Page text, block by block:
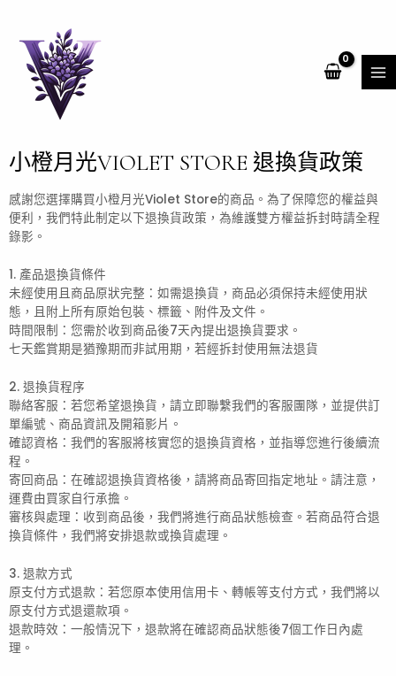
小橙月光VIOLET STORE 退換貨政策
感謝您選擇購買小橙月光Violet Store的商品。為了保障您的權益與
便利，我們特此制定以下退換貨政策，為維護雙方權益拆封時請全程
錄影。
1. 產品退換貨條件
未經使用且商品原狀完整：如需退換貨，商品必須保持未經使用狀
態，且附上所有原始包裝、標籤、附件及文件。
時間限制：您需於收到商品後7天內提出退換貨要求。
七天鑑賞期是猶豫期而非試用期，若經拆封使用無法退貨
2. 退換貨程序
聯絡客服：若您希望退換貨，請立即聯繫我們的客服團隊，並提供訂
單編號、商品資訊及開箱影片。
確認資格：我們的客服將核實您的退換貨資格，並指導您進行後續流
程。
寄回商品：在確認退換貨資格後，請將商品寄回指定地址。請注意，
運費由買家自行承擔。
審核與處理：收到商品後，我們將進行商品狀態檢查。若商品符合退
換貨條件，我們將安排退款或換貨處理。
3. 退款方式
原支付方式退款：若您原本使用信用卡、轉帳等支付方式，我們將以
原支付方式退還款項。
退款時效：一般情況下，退款將在確認商品狀態後7個工作日內處
理。